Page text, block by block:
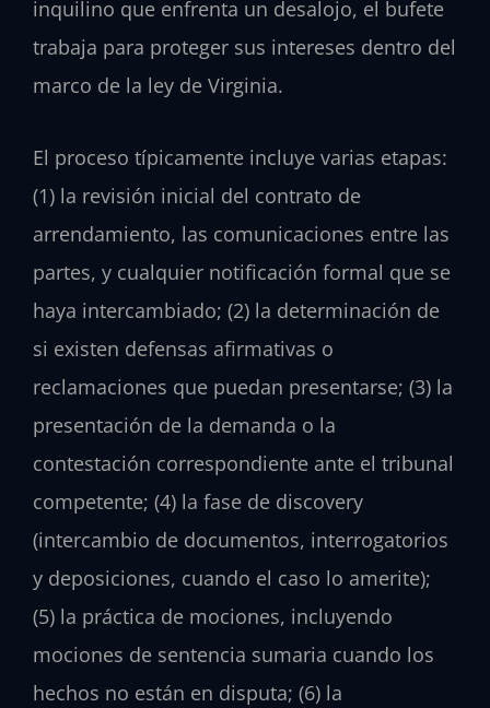
inquilino que enfrenta un desalojo, el bufete
trabaja para proteger sus intereses dentro del
marco de la ley de Virginia.
El proceso típicamente incluye varias etapas:
(1) la revisión inicial del contrato de
arrendamiento, las comunicaciones entre las
partes, y cualquier notificación formal que se
haya intercambiado; (2) la determinación de
si existen defensas afirmativas o
reclamaciones que puedan presentarse; (3) la
presentación de la demanda o la
contestación correspondiente ante el tribunal
competente; (4) la fase de discovery
(intercambio de documentos, interrogatorios
y deposiciones, cuando el caso lo amerite);
(5) la práctica de mociones, incluyendo
mociones de sentencia sumaria cuando los
hechos no están en disputa; (6) la